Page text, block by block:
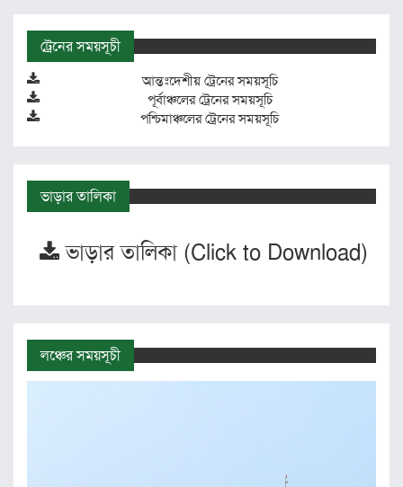
ট্রেনের সময়সূচী
আন্তঃদেশীয় ট্রেনের সময়সূচি
পূর্বাঞ্চলের ট্রেনের সময়সূচি
পশ্চিমাঞ্চলের ট্রেনের সময়সূচি
ভাড়ার তালিকা
ভাড়ার তালিকা (Click to Download)
লঞ্চের সময়সূচী